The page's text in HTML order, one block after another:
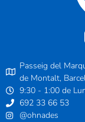
Passeig del
de Montalt,
9:30 - 1:00 de
692 33 66 53
@ohnades